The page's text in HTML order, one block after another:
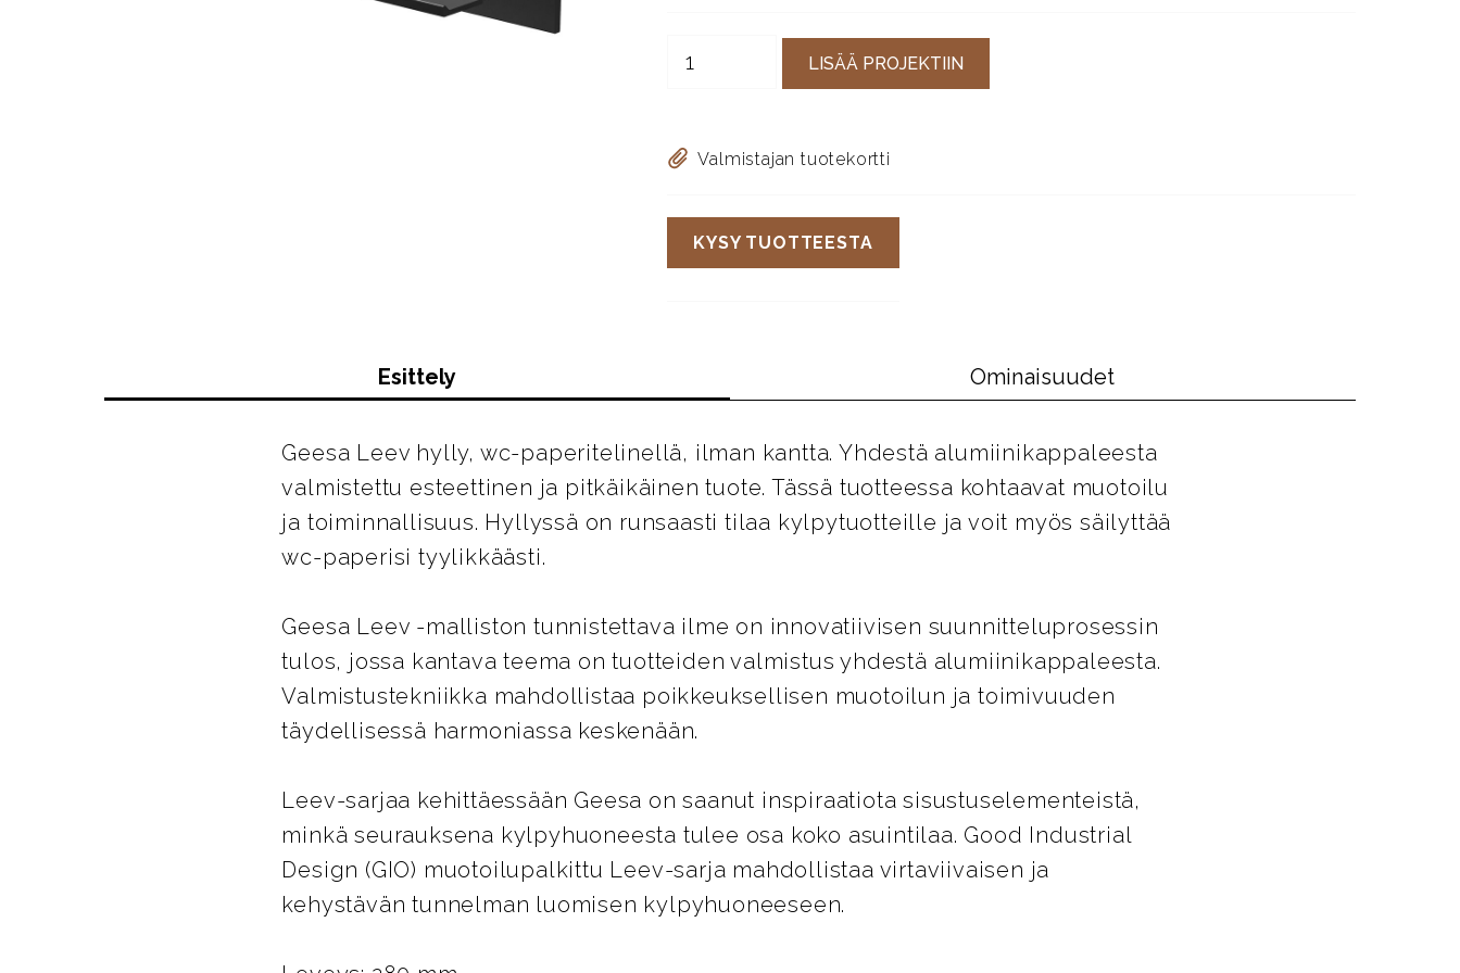
LISÄÄ PROJEKTIIN
Valmistajan tuotekortti
KYSY TUOTTEESTA
Esittely Ominaisuudet
Geesa Leev hylly, wc-paperitelinellä, ilman kantta. Yhdestä alumiinikappaleesta
valmistettu esteettinen ja pitkäikäinen tuote. Tässä tuotteessa kohtaavat muotoilu
ja toiminnallisuus. Hyllyssä on runsaasti tilaa kylpytuotteille ja voit myös säilyttää
wc-paperisi tyylikkäästi.
Geesa Leev -malliston tunnistettava ilme on innovatiivisen suunnitteluprosessin
tulos, jossa kantava teema on tuotteiden valmistus yhdestä alumiinikappaleesta.
Valmistustekniikka mahdollistaa poikkeuksellisen muotoilun ja toimivuuden
täydellisessä harmoniassa keskenään.
Leev-sarjaa kehittäessään Geesa on saanut inspiraatiota sisustuselementeistä,
minkä seurauksena kylpyhuoneesta tulee osa koko asuintilaa. Good Industrial
Design (GIO) muotoilupalkittu Leev-sarja mahdollistaa virtaviivaisen ja
kehystävän tunnelman luomisen kylpyhuoneeseen.